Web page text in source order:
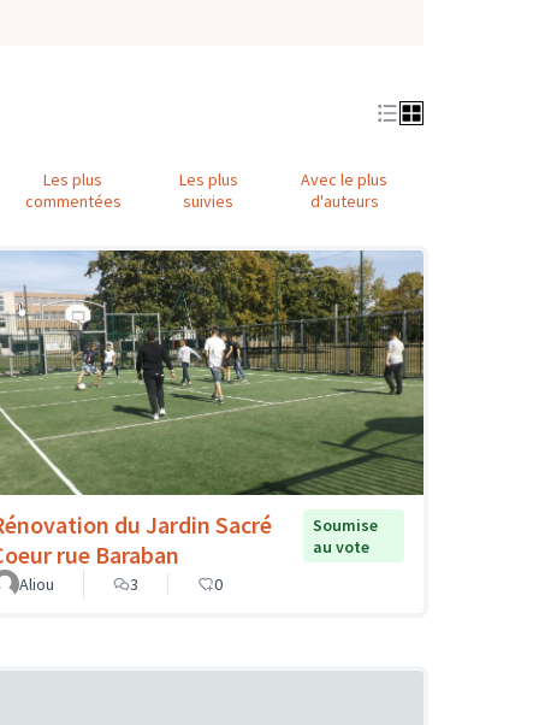
Les plus
commentées
Les plus
suivies
Avec le plus
d'auteurs
du Jardin Sacré
rue Baraban
Soumise
au vote
Aliou
3 0